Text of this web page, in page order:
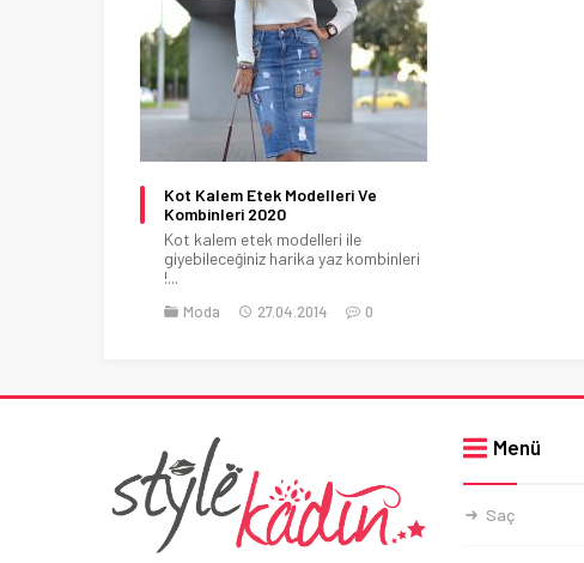
Kot Kalem Etek Modelleri Ve
Kombinleri 2020
Kot kalem etek modelleri ile
giyebileceğiniz harika yaz kombinleri
!...
Moda 27.04.2014 0
Menü
Saç